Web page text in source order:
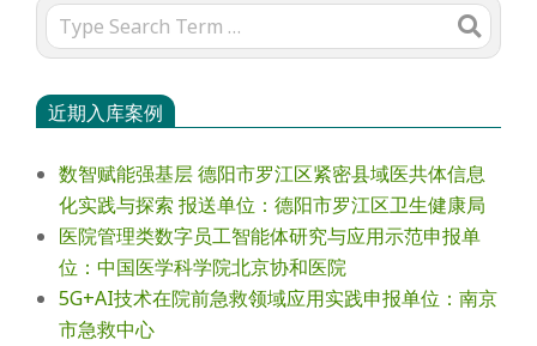
Search
近期入库案例
数智赋能强基层 德阳市罗江区紧密县域医共体信息
化实践与探索 报送单位：德阳市罗江区卫生健康局
医院管理类数字员工智能体研究与应用示范申报单
位：中国医学科学院北京协和医院
5G+AI技术在院前急救领域应用实践申报单位：南京
市急救中心